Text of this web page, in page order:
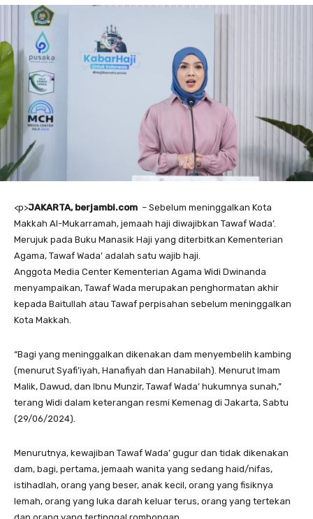
<p>JAKARTA, berjambi.com – Sebelum meninggalkan Kota
Makkah Al-Mukarramah, jemaah haji diwajibkan Tawaf Wada’.
Merujuk pada Buku Manasik Haji yang diterbitkan Kementerian
Agama, Tawaf Wada’ adalah satu wajib haji.
Anggota Media Center Kementerian Agama Widi Dwinanda
menyampaikan, Tawaf Wada merupakan penghormatan akhir
kepada Baitullah atau Tawaf perpisahan sebelum meninggalkan
Kota Makkah.
“Bagi yang meninggalkan dikenakan dam menyembelih kambing
(menurut Syafi’iyah, Hanafiyah dan Hanabilah). Menurut Imam
Malik, Dawud, dan Ibnu Munzir, Tawaf Wada’ hukumnya sunah,”
terang Widi dalam keterangan resmi Kemenag di Jakarta, Sabtu
(29/06/2024).
Menurutnya, kewajiban Tawaf Wada’ gugur dan tidak dikenakan
dam, bagi, pertama, jemaah wanita yang sedang haid/nifas,
istihadlah, orang yang beser, anak kecil, orang yang fisiknya
lemah, orang yang luka darah keluar terus, orang yang tertekan